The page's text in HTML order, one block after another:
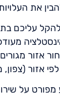
את
עליכם
אזור
אזור (צפון,
מפורט על